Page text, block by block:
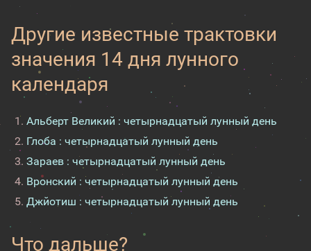
Другие известные трактовки
значения 14 дня лунного
календаря
Альберт Великий : четырнадцатый лунный день
Глоба : четырнадцатый лунный день
Зараев : четырнадцатый лунный день
Вронский : четырнадцатый лунный день
Джйотиш : четырнадцатый лунный день
Что дальше?